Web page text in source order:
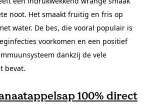
noot. Het smaakt fruitig en fris op
water. De bes, die vooral populair is
voorkomen en een positief
dankzij de vele
bevat.
100% direct